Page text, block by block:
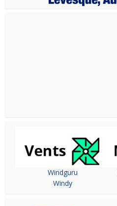
Windguru
Windy